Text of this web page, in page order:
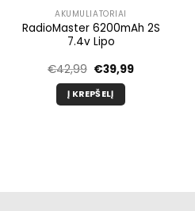
AKUMULIATORIAI
RadioMaster 6200mAh 2S
7.4v Lipo
€42,99 Pradinė
kaina
buvo:
€42,99.
€39,99Dabartinė
Į KREPŠELĮ